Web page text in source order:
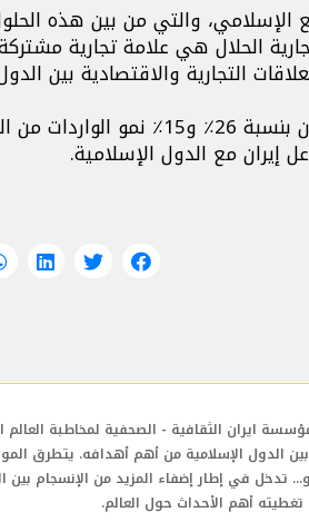
الإسلامي، والتي من بين هذه
الحلال هي علامة تجارية
التجارية والاقتصادية بين
وأشار المدير العام لمكتب إفريقيا لمنظمة تنمية التجارة الى أن نمو صادرات إيران بنسبة 26٪
ايران الثقافية - الصحفية لمخاطبة العالم
الدول الإسلامية من أهم أهدافه. يتطرق
و... تدخل في إطار إضفاء المزيد من الإنسجام بين
تغطيته أهم الأحداث حول العالم.